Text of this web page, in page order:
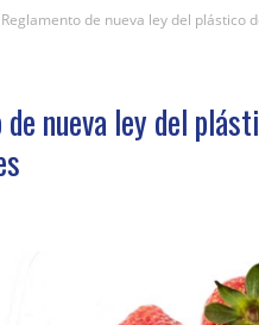
Reglamento de nueva ley del plástico
de nueva ley del